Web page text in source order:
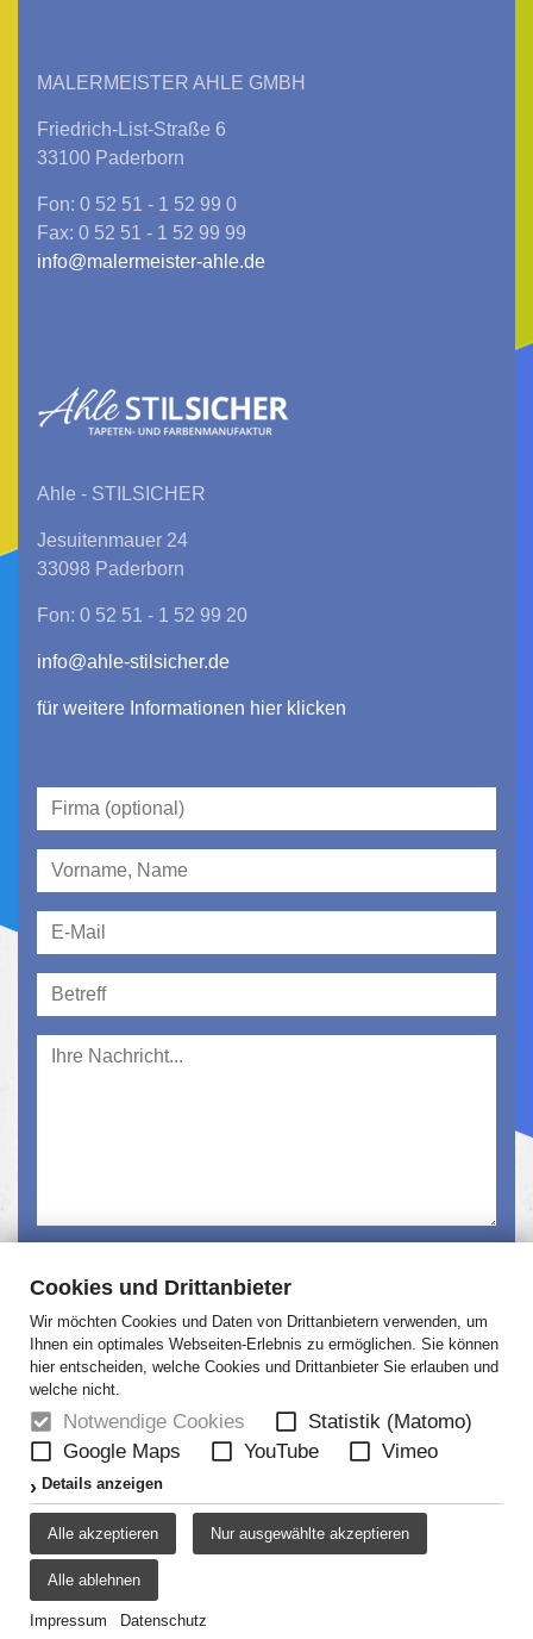
Cookies und Drittanbieter
Wir möchten Cookies und Daten von Drittanbietern verwenden, um
Ihnen ein optimales Webseiten-Erlebnis zu ermöglichen. Sie können
hier entscheiden, welche Cookies und Drittanbieter Sie erlauben und
welche nicht.
Notwendige Cookies
Statistik (Matomo)
Google Maps
YouTube Vimeo
Details anzeigen
Alle akzeptieren Nur ausgewählte akzeptieren
Alle ablehnen
Impressum Datenschutz
MALERMEISTER AHLE GMBH
Friedrich-List-Straße 6
33100 Paderborn
Fon: 0 52 51 - 1 52 99 0
Fax: 0 52 51 - 1 52 99 99
info@malermeister-ahle.de
Ahle - STILSICHER
Jesuitenmauer 24
33098 Paderborn
Fon: 0 52 51 - 1 52 99 20
info@ahle-stilsicher.de
für weitere Informationen hier klicken
akzeptiert.
Absenden
HOME
KONTAKT
AGB
DATENSCHUTZ
DISCLAIMER
IMPRESSUM